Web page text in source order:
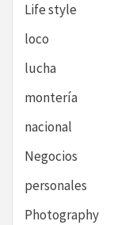
Life style
loco
lucha
montería
nacional
Negocios
personales
Photography